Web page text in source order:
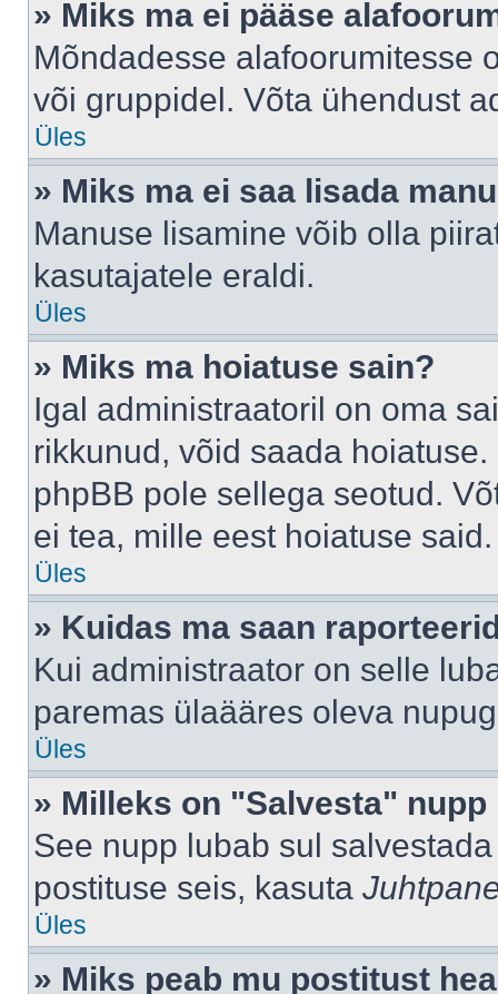
» Miks ma ei pääse
Mõndadesse alafoorumitesse
või gruppidel. Võta ühendust
Üles
» Miks ma ei saa lisada
Manuse lisamine võib olla
kasutajatele eraldi.
Üles
» Miks ma hoiatuse sain?
Igal administraatoril on oma
rikkunud, võid saada
phpBB pole sellega seotud.
ei tea, mille eest hoiatuse said.
Üles
» Kuidas ma saan
Kui administraator on selle
paremas ülaääres oleva
Üles
» Milleks on "Salvesta"
See nupp lubab sul
postituse seis, kasuta
Üles
» Miks peab mu postitust